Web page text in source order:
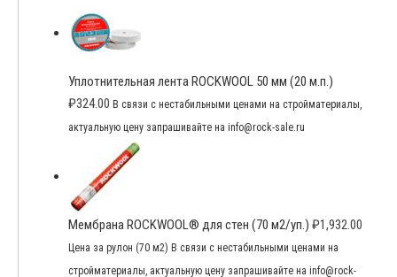
Уплотнительная лента ROCKWOOL 50 мм (20 м.п.)
₽324.00 В связи с нестабильными ценами на стройматериалы,
актуальную цену запрашивайте на info@rock-sale.ru
Мембрана ROCKWOOL® для стен (70 м2/уп.) ₽1,932.00
Цена за рулон (70 м2) В связи с нестабильными ценами на
стройматериалы, актуальную цену запрашивайте на info@rock-